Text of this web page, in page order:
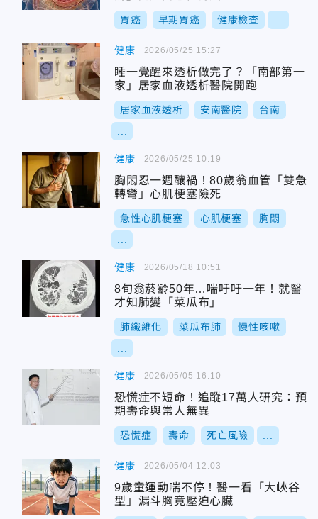
胃癌 早期胃癌 健康檢查
健康
睡一覺醒來透析做完了？「南部第一
家」居家血液透析醫院開跑
居家血液透析 安南醫院 台南
2026/05/25 15:27
健康
胸悶忍一週釀禍！80歲翁血管「雙急
轉彎」心肌梗塞險死
急性心肌梗塞 心肌梗塞 胸悶
2026/05/25 10:19
健康
8旬翁菸齡50年…喘吁吁一年！就醫
才知肺變「菜瓜布」
肺纖維化 菜瓜布肺 慢性咳嗽
2026/05/18 10:51
健康
恐慌症不短命！追蹤17萬人研究：預
期壽命與常人無異
恐慌症 壽命 死亡風險
2026/05/05 16:10
健康
9歲童運動喘不停！醫一看「大峽谷
型」漏斗胸竟壓迫心臟
2026/05/04 12:03